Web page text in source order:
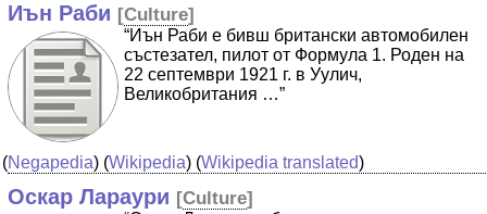
Иън Раби [Culture]
“Иън Раби е бивш британски автомобилен
състезател, пилот от Формула 1. Роден на
22 септември 1921 г. в Уулич,
Великобритания …”
(Negapedia) (Wikipedia) (Wikipedia translated)
Оскар Лараури [Culture]